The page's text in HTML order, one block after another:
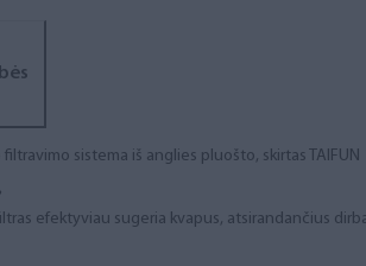
sistema iš anglies pluošto, skirtas
efektyviau sugeria kvapus, atsirandančius